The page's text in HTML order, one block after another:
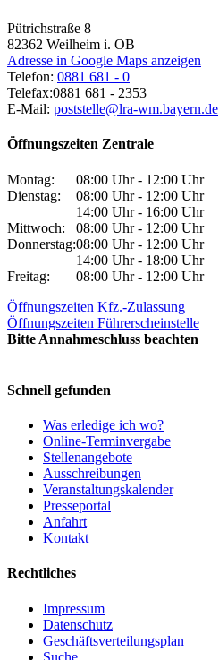
Pütrichstraße 8
82362 Weilheim i. OB
Adresse in Google Maps anzeigen
Telefon: 0881 681 - 0
Telefax:0881 681 - 2353
E-Mail: poststelle@lra-wm.bayern.de
Öffnungszeiten Zentrale
Montag:
08:00 Uhr - 12:00 Uhr
Dienstag:
08:00 Uhr - 12:00 Uhr
14:00 Uhr - 16:00 Uhr
Mittwoch:
08:00 Uhr - 12:00 Uhr
Donnerstag:08:00 Uhr - 12:00 Uhr
14:00 Uhr - 18:00 Uhr
Freitag:
08:00 Uhr - 12:00 Uhr
Öffnungszeiten Kfz.-Zulassung
Öffnungszeiten Führerscheinstelle
Bitte Annahmeschluss beachten
Schnell gefunden
Was erledige ich wo?
Online-Terminvergabe
Stellenangebote
Ausschreibungen
Veranstaltungskalender
Presseportal
Anfahrt
Kontakt
Rechtliches
Impressum
Datenschutz
Geschäftsverteilungsplan
Suche